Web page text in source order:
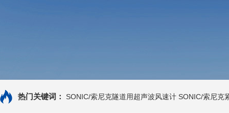
热门关键词： SONIC/索尼克隧道用超声波风速计 SONIC/索尼克